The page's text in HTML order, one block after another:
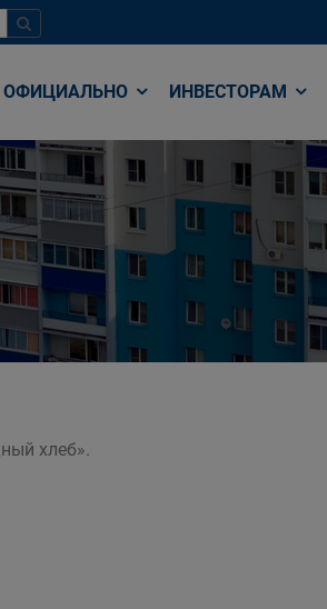
ОФИЦИАЛЬНО ИНВЕСТОРАМ
хлеб».